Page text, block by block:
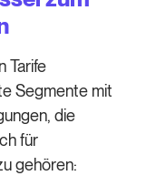
Tarife
Segmente mit
die
für
gehören: